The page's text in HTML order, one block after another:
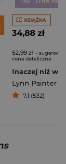
KSIĄŻKA
34,88 zł
52,99 zł -
cena detaliczna
Lynn Painter
7,1 (532)